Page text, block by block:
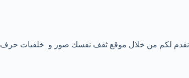
نقدم لكم من خلال موقع ثقف نفسك صور و خلفيات حرف s الرائعة والمميزة لتكون خلفيه جهازك